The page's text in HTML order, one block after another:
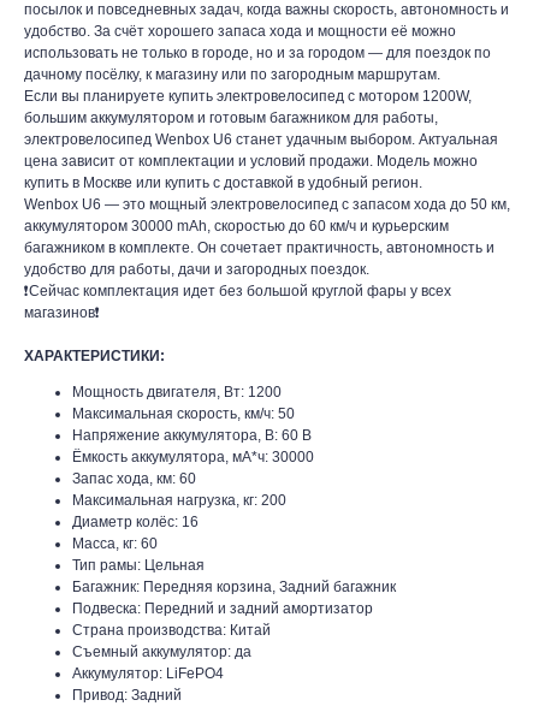
посылок и повседневных задач, когда важны скорость, автономность и
удобство. За счёт хорошего запаса хода и мощности её можно
использовать не только в городе, но и за городом — для поездок по
дачному посёлку, к магазину или по загородным маршрутам.
Если вы планируете купить электровелосипед с мотором 1200W,
большим аккумулятором и готовым багажником для работы,
электровелосипед Wenbox U6 станет удачным выбором. Актуальная
цена зависит от комплектации и условий продажи. Модель можно
купить в Москве или купить с доставкой в удобный регион.
Wenbox U6 — это мощный электровелосипед с запасом хода до 50 км,
аккумулятором 30000 mAh, скоростью до 60 км/ч и курьерским
багажником в комплекте. Он сочетает практичность, автономность и
удобство для работы, дачи и загородных поездок.
❗️Сейчас комплектация идет без большой круглой фары у всех
магазинов❗️
XАРАКТЕРИСТИКИ:
Мощность двигателя, Вт: 1200
Максимальная скорость, км/ч: 50
Напряжение аккумулятора, В: 60 В
Ёмкость аккумулятора, мА*ч: 30000
Запас хода, км: 60
Максимальная нагрузка, кг: 200
Диаметр колёс: 16
Масса, кг: 60
Тип рамы: Цельная
Багажник: Передняя корзина, Задний багажник
Подвеска: Передний и задний амортизатор
Страна производства: Китай
Съемный аккумулятор: да
Аккумулятор: LiFePO4
Привод: Задний